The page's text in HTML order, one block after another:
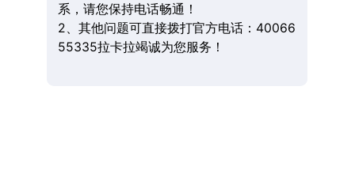
系，请您保持电话畅通！
2、其他问题可直接拨打官方电话：40066
55335拉卡拉竭诚为您服务！